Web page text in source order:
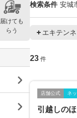
検索条件 安城
エキテン
23 件
店舗公式 ネ
引越しの
届けても
らう